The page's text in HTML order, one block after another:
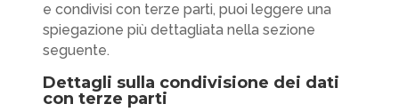
e condivisi con terze parti, puoi leggere una
spiegazione più dettagliata nella sezione
seguente.
Dettagli sulla condivisione dei dati
con terze parti